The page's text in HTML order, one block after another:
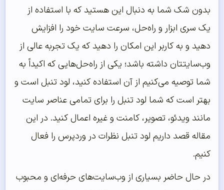
بدون شک شما به دنبال این هستید که با استفاده از
یک سری ابزار و راه‌حل، سرعت سایت خود را افزایش
دهید و به کاربر این امکان را دهید که یک تجربه عالی از
وب‌سایتتان داشته باشد؛ یکی از راه‌حل‌هایی که اکیداً به
شما توصیه می‌کنیم از آن استفاده کنید، لود تنبل است و
بهتر است که شما لود تنبل را برای تمامی عناصر سایت
مانند ویدئو، تصویر، کامنت و غیره اعمال کنید. در این
مقاله قصد داریم لود تنبل نظرات در وردپرس را فعال
کنیم.
در حال حاضر بسیاری از وب‌سایت‌های حرفه‌ای و محبوب